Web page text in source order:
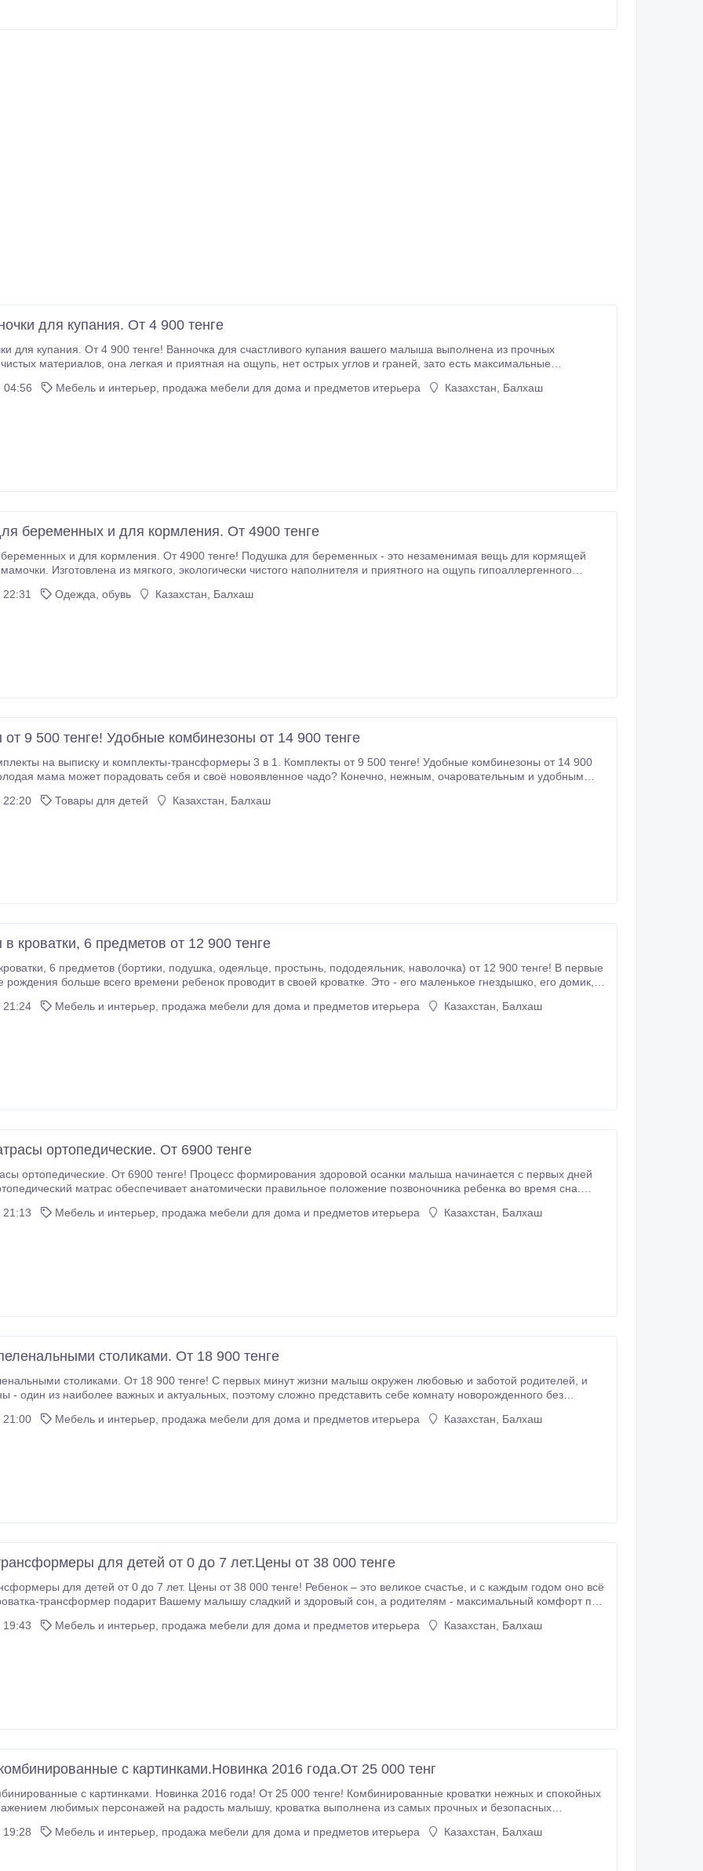
для купания. От 4 900 тенге
для купания. От 4 900 тенге! Ванночка для счастливого купания вашего малыша выполнена из прочных
на ощупь, нет острых углов и граней, зато есть максимальные
04:56
Мебель и интерьер, продажа мебели для дома и предметов итерьера Казахстан, Балхаш
беременных и для кормления. От 4900 тенге
и для кормления. От 4900 тенге! Подушка для беременных - это незаменимая вещь для кормящей
мягкого, экологически чистого наполнителя и приятного на ощупь гипоаллергенного
Одежда, обувь Казахстан, Балхаш
от 9 500 тенге! Удобные комбинезоны от 14 900 тенге
и комплекты-трансформеры 3 в 1. Комплекты от 9 500 тенге! Удобные комбинезоны от 14 900
мама может порадовать себя и своё новоявленное чадо? Конечно, нежным, очаровательным и удобным
для радостного события и будет прекрасно смотреться на
22:20 Товары для детей Казахстан, Балхаш
кроватки, 6 предметов от 12 900 тенге
наволочка) от 12 900 тенге! В первые
больше всего времени ребенок проводит в своей кроватке. Это - его маленькое гнездышко, его домик,
21:24
Мебель и интерьер, продажа мебели для дома и предметов итерьера Казахстан, Балхаш
ортопедические. От 6900 тенге
ортопедические. От 6900 тенге! Процесс формирования здоровой осанки малыша начинается с первых дней
матрас обеспечивает анатомически правильное положение позвоночника ребенка во время сна.
21:13
Мебель и интерьер, продажа мебели для дома и предметов итерьера Казахстан, Балхаш
столиками. От 18 900 тенге
столиками. От 18 900 тенге! С первых минут жизни малыш окружен любовью и заботой родителей, и
важных и актуальных, поэтому сложно представить себе комнату новорожденного без
с пеленальным столиком поможет вам не только поддерживать порядок, но и экономить пространство в комнате.
21:00 Мебель и интерьер, продажа мебели для дома и предметов итерьера Казахстан, Балхаш
для детей от 0 до 7 лет.Цены от 38 000 тенге
для детей от 0 до 7 лет. Цены от 38 000 тенге! Ребенок – это великое счастье, и с каждым годом оно всё
трансформер подарит Вашему малышу сладкий и здоровый сон, а родителям - максимальный комфорт при
в подростковую (с 2-мя ящиками под белье) и прикроватный комод для вещей! Такая кроватка станет лучшим
19:43 Мебель и интерьер, продажа мебели для дома и предметов итерьера Казахстан, Балхаш
с картинками.Новинка 2016 года.От 25 000 тенг
персонажей на радость малышу, кроватка выполнена из самых прочных и безопасных
19:28
Мебель и интерьер, продажа мебели для дома и предметов итерьера Казахстан, Балхаш